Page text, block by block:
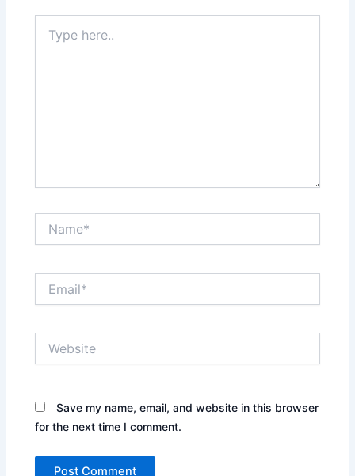
here..
Save my name, email, and website in this browser
for the next time I comment.